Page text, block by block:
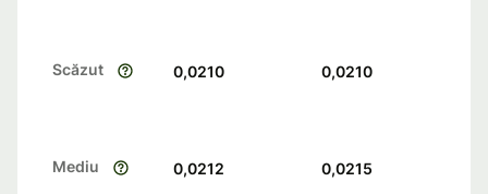
Scăzut 0,0210 0,0210
Mediu 0,0212 0,0215